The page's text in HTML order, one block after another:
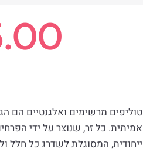
טוליפים מרשימים ואלגנטיים הם
אמיתית. כל זר, שנוצר על ידי
ייחודית, המסוגלת לשדרג כל חלל